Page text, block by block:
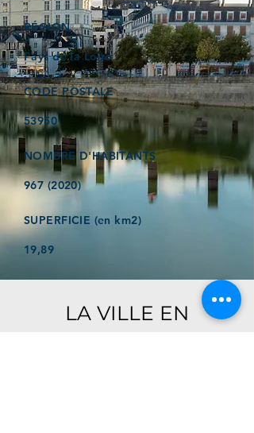
RÉGION
Pays de la Loire
CODE POSTALE
53950
NOMBRE D'HABITANTS
967 (2020)
SUPERFICIE (en km2)
19,89
LA VILLE EN